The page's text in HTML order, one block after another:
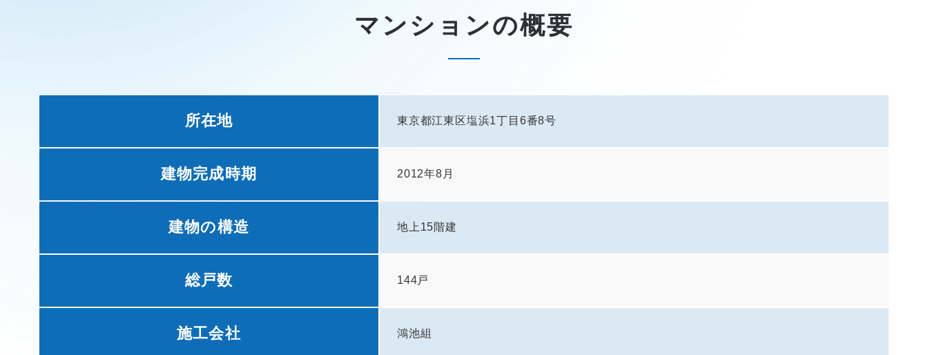
マンションの概要
所在地 東京都江東区塩浜1丁目6番8号
建物完成時期 2012年8月
建物の構造 地上15階建
総戸数 144戸
施工会社 鴻池組